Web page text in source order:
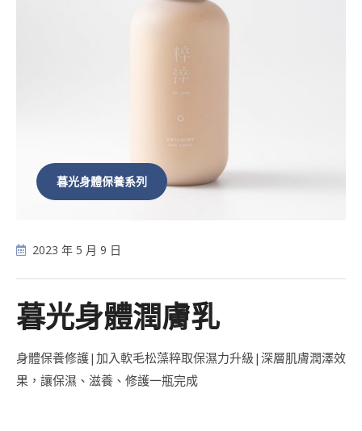
暮光身體保養系列
2023 年 5 月 9 日
暮光身體潤膚乳
身體保養修護|加入軟毛松藻粹取保濕力升級|深層肌膚潤澤效
果，讓保濕、滋養、修護一瓶完成